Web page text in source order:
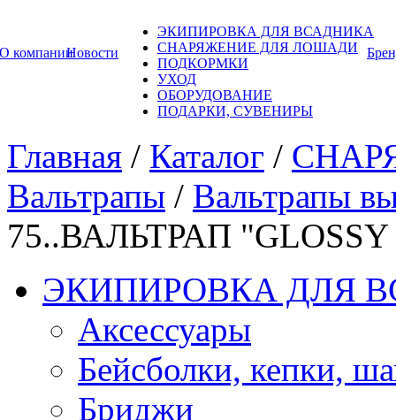
О компанииНовости
ЭКИПИРОВКА ДЛЯ ВСАДНИКА
СНАРЯЖЕНИЕ ДЛЯ ЛОШАДИ
ПОДКОРМКИ
УХОД
ОБОРУДОВАНИЕ
ПОДАРКИ, СУВЕНИРЫ
Главная / Каталог /
Вальтрапы / Вальтрапы
75..ВАЛЬТРАП "GLOSSY
ЭКИПИРОВКА ДЛЯ
Аксессуары
Бейсболки, кепки,
Бриджи